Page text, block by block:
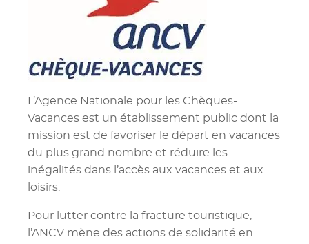
L’Agence Nationale pour les Chèques-
Vacances est un établissement public dont la
mission est de favoriser le départ en vacances
du plus grand nombre et réduire les
inégalités dans l’accès aux vacances et aux
loisirs.
Pour lutter contre la fracture touristique,
l’ANCV mène des actions de solidarité en